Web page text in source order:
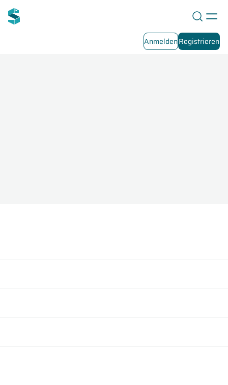
AnmeldenRegistrieren